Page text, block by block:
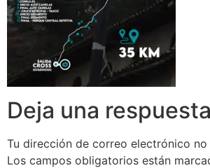
Deja una respuesta
Tu dirección de correo electrónico no
Los campos obligatorios están